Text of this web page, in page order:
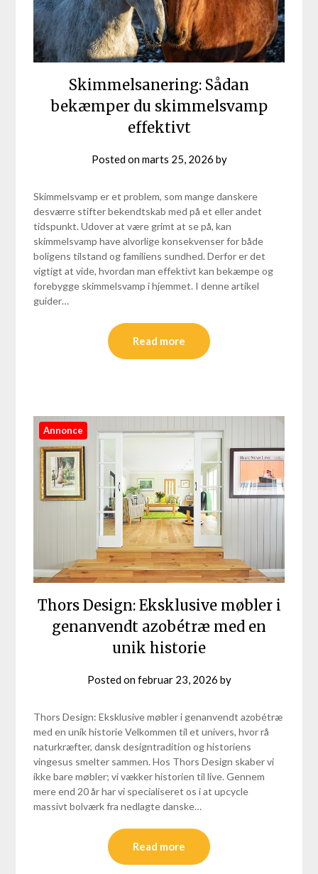
Skimmelsanering: Sådan
bekæmper du skimmelsvamp
effektivt
Posted onmarts 25, 2026 by
Skimmelsvamp er et problem, som mange danskere
desværre stifter bekendtskab med på et eller andet
tidspunkt. Udover at være grimt at se på, kan
skimmelsvamp have alvorlige konsekvenser for både
boligens tilstand og familiens sundhed. Derfor er det
vigtigt at vide, hvordan man effektivt kan bekæmpe og
forebygge skimmelsvamp i hjemmet. I denne artikel
guider…
Read more
Annonce
Thors Design: Eksklusive møbler i
genanvendt azobétræ med en
unik historie
Posted onfebruar 23, 2026 by
Thors Design: Eksklusive møbler i genanvendt azobétræ
med en unik historie Velkommen til et univers, hvor rå
naturkræfter, dansk designtradition og historiens
vingesus smelter sammen. Hos Thors Design skaber vi
ikke bare møbler; vi vækker historien til live. Gennem
mere end 20 år har vi specialiseret os i at upcycle
massivt bolværk fra nedlagte danske…
Read more